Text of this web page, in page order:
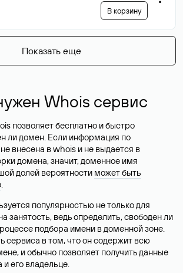
В корзину
Показать еще
Whois сервис
позволяет бесплатно и быстро
ли домен. Если информация по
внесена в whois и не выдается в
домена, значит, доменное имя
долей вероятности может быть
.
популярностью не только для
занятость, ведь определить, свободен ли
подбора имени в доменной зоне.
сервиса в том, что он содержит всю
и обычно позволяет получить данные
его владельце.